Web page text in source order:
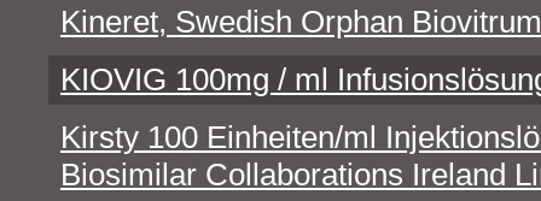
Kineret, Swedish Orphan
KIOVIG 100mg / ml
Kirsty 100 Einheiten/ml
Biosimilar Collaborations Ireland